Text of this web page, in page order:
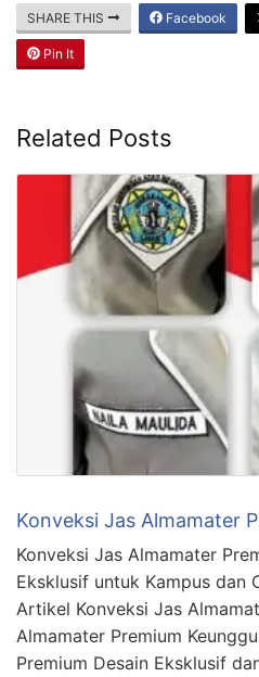
SHARE THIS Facebook
Pin It
Related Posts
Konveksi Jas Almamater
Konveksi Jas Almamater
Eksklusif untuk Kampus
Artikel Konveksi Jas
Almamater Premium
Premium Desain Eksklusif